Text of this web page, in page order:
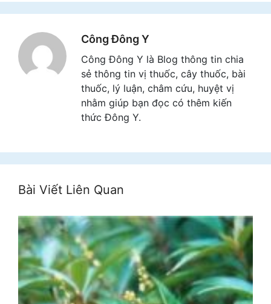
Công Đông Y
Công Đông Y là Blog thông tin chia
sẻ thông tin vị thuốc, cây thuốc, bài
thuốc, lý luận, châm cứu, huyệt vị
nhằm giúp bạn đọc có thêm kiến
thức Đông Y.
Bài Viết Liên Quan